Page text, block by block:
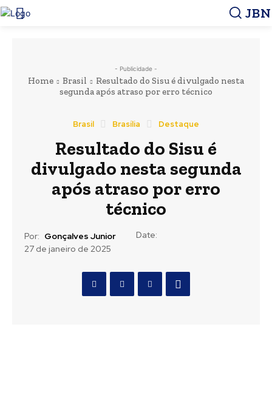
JBN
- Publicidade -
Home Brasil
Resultado do Sisu é divulgado nesta
segunda após atraso por erro técnico
Brasil Brasília Destaque
Resultado do Sisu é
divulgado nesta segunda
após atraso por erro
técnico
Por: Gonçalves Junior
Date:
27 de janeiro de 2025